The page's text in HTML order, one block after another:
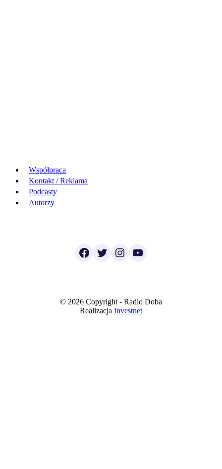
Współpraca
Kontakt / Reklama
Podcasty
Autorzy
Facebook
TwitterInstagram
YouTube
© 2026 Copyright - Radio Doba
Realizacja Investnet